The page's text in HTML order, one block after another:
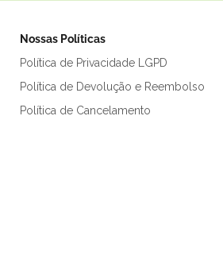
Nossas Políticas
Política de Privacidade LGPD
Política de Devolução e Reembolso
Política de Cancelamento